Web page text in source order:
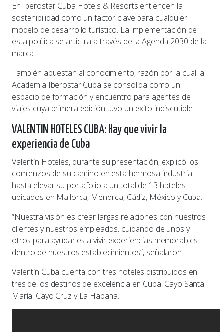
En Iberostar Cuba Hotels & Resorts entienden la
sostenibilidad como un factor clave para cualquier
modelo de desarrollo turístico. La implementación de
esta política se articula a través de la Agenda 2030 de la
marca.
También apuestan al conocimiento, razón por la cual la
Academia Iberostar Cuba se consolida como un
espacio de formación y encuentro para agentes de
viajes cuya primera edición tuvo un éxito indiscutible.
VALENTIN HOTELES CUBA: Hay que vivir la
experiencia de Cuba
Valentín Hoteles, durante su presentación, explicó los
comienzos de su camino en esta hermosa industria
hasta elevar su portafolio a un total de 13 hoteles
ubicados en Mallorca, Menorca, Cádiz, México y Cuba.
“Nuestra visión es crear largas relaciones con nuestros
clientes y nuestros empleados, cuidando de unos y
otros para ayudarles a vivir experiencias memorables
dentro de nuestros establecimientos”, señalaron.
Valentín Cuba cuenta con tres hoteles distribuidos en
tres de los destinos de excelencia en Cuba: Cayo Santa
María, Cayo Cruz y La Habana.